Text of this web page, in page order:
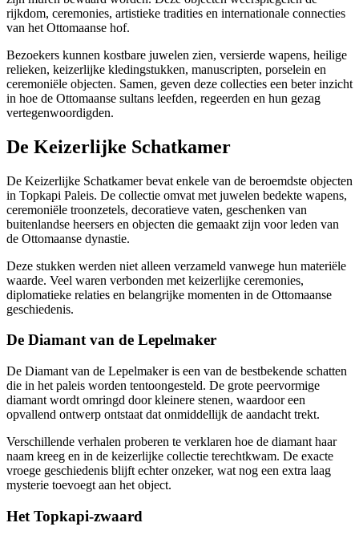
rijkdom, ceremonies, artistieke tradities en internationale connecties
van het Ottomaanse hof.
Bezoekers kunnen kostbare juwelen zien, versierde wapens, heilige
relieken, keizerlijke kledingstukken, manuscripten, porselein en
ceremoniële objecten. Samen, geven deze collecties een beter inzicht
in hoe de Ottomaanse sultans leefden, regeerden en hun gezag
vertegenwoordigden.
De Keizerlijke Schatkamer
De Keizerlijke Schatkamer bevat enkele van de beroemdste objecten
in Topkapi Paleis. De collectie omvat met juwelen bedekte wapens,
ceremoniële troonzetels, decoratieve vaten, geschenken van
buitenlandse heersers en objecten die gemaakt zijn voor leden van
de Ottomaanse dynastie.
Deze stukken werden niet alleen verzameld vanwege hun materiële
waarde. Veel waren verbonden met keizerlijke ceremonies,
diplomatieke relaties en belangrijke momenten in de Ottomaanse
geschiedenis.
De Diamant van de Lepelmaker
De Diamant van de Lepelmaker is een van de bestbekende schatten
die in het paleis worden tentoongesteld. De grote peervormige
diamant wordt omringd door kleinere stenen, waardoor een
opvallend ontwerp ontstaat dat onmiddellijk de aandacht trekt.
Verschillende verhalen proberen te verklaren hoe de diamant haar
naam kreeg en in de keizerlijke collectie terechtkwam. De exacte
vroege geschiedenis blijft echter onzeker, wat nog een extra laag
mysterie toevoegt aan het object.
Het Topkapi-zwaard